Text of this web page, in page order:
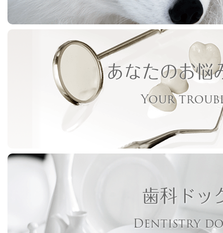
あなたのお悩
Your
歯科ドッ
Dentistry